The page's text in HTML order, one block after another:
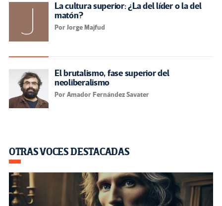
La cultura superior: ¿La del líder o la del
matón?
Por Jorge Majfud
El brutalismo, fase superior del
neoliberalismo
Por Amador Fernández Savater
OTRAS VOCES DESTACADAS